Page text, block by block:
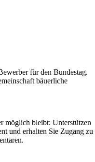
für den Bundestag.
bäuerliche
möglich bleibt: Unterstützen
und erhalten Sie Zugang zu